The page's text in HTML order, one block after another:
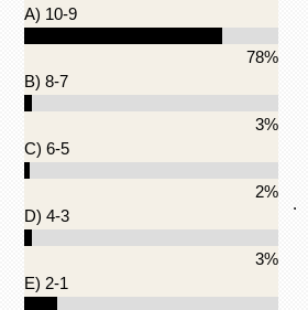
A) 10-9
78%
B) 8-7
3%
C) 6-5
2%
D) 4-3
3%
E) 2-1
.